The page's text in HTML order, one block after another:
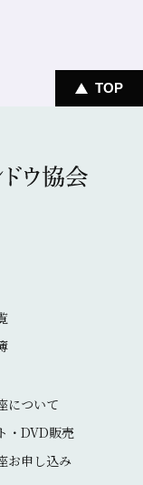
TOP
について
・DVD販売
お申し込み